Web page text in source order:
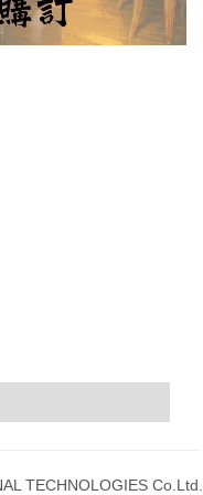
TECHNOLOGIES Co.Ltd.